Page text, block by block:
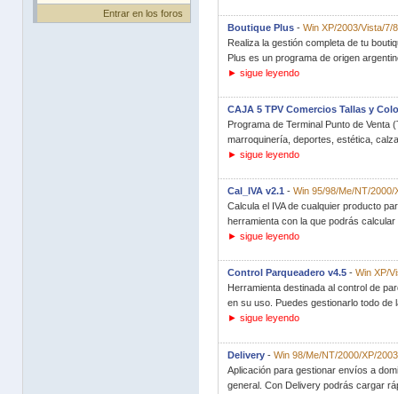
Entrar en los foros
Boutique Plus - Win XP/2003/Vista/7/
Realiza la gestión completa de tu
Plus es un programa de origen
► sigue leyendo
CAJA 5 TPV Comercios Tallas y
Programa de Terminal Punto de
marroquinería, deportes, estética,
► sigue leyendo
Cal_IVA v2.1 - Win 95/98/Me/NT/2000/
Calcula el IVA de cualquier producto
herramienta con la que podrás
► sigue leyendo
Control Parqueadero v4.5 - Win XP/
Herramienta destinada al control de
en su uso. Puedes gestionarlo todo
► sigue leyendo
Delivery - Win 98/Me/NT/2000/XP/
Aplicación para gestionar envíos a
general. Con Delivery podrás cargar